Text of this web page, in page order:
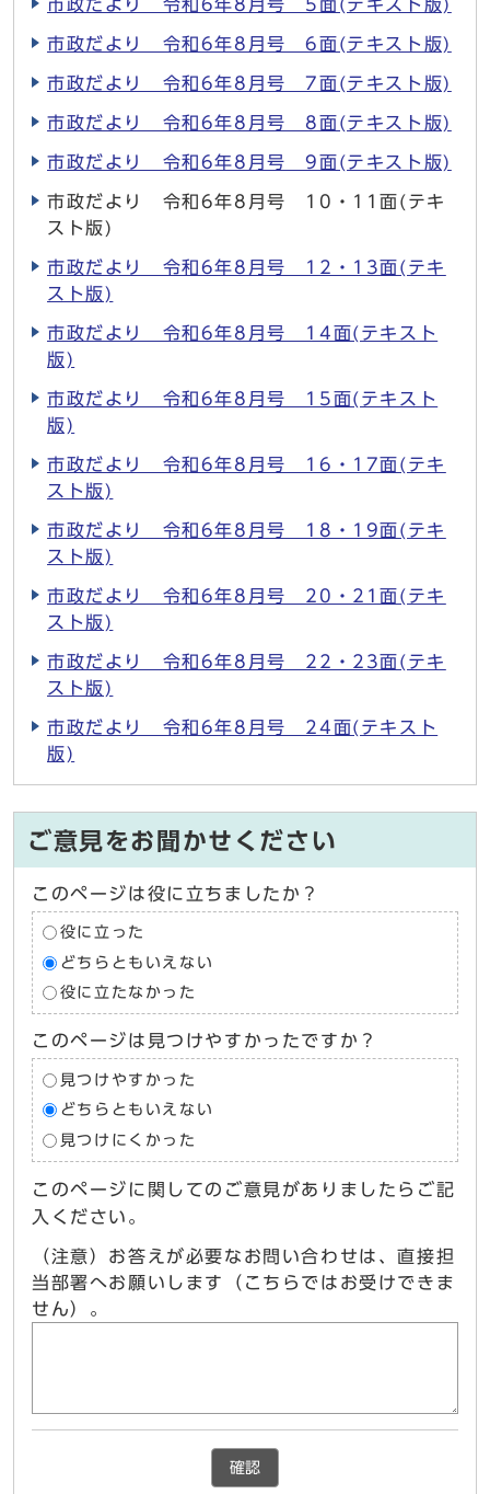
市政だより 令和6年8月号 5面(テキスト版)
市政だより 令和6年8月号 6面(テキスト版)
市政だより 令和6年8月号 7面(テキスト版)
市政だより 令和6年8月号 8面(テキスト版)
市政だより 令和6年8月号 9面(テキスト版)
市政だより 令和6年8月号 10・11面(テキ
スト版)
市政だより 令和6年8月号 12・13面(テキ
スト版)
市政だより 令和6年8月号 14面(テキスト
版)
市政だより 令和6年8月号 15面(テキスト
版)
市政だより 令和6年8月号 16・17面(テキ
スト版)
市政だより 令和6年8月号 18・19面(テキ
スト版)
市政だより 令和6年8月号 20・21面(テキ
スト版)
市政だより 令和6年8月号 22・23面(テキ
スト版)
市政だより 令和6年8月号 24面(テキスト
版)
ご意見をお聞かせください
このページは役に立ちましたか？
役に立った
どちらともいえない
役に立たなかった
このページは見つけやすかったですか？
見つけやすかった
どちらともいえない
見つけにくかった
このページに関してのご意見がありましたらご記
入ください。
（注意）お答えが必要なお問い合わせは、直接担
当部署へお願いします（こちらではお受けできま
せん）。
確認